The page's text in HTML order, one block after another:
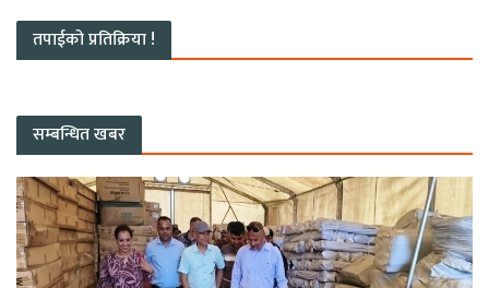
तपाईको प्रतिक्रिया !
सम्बन्धित खबर